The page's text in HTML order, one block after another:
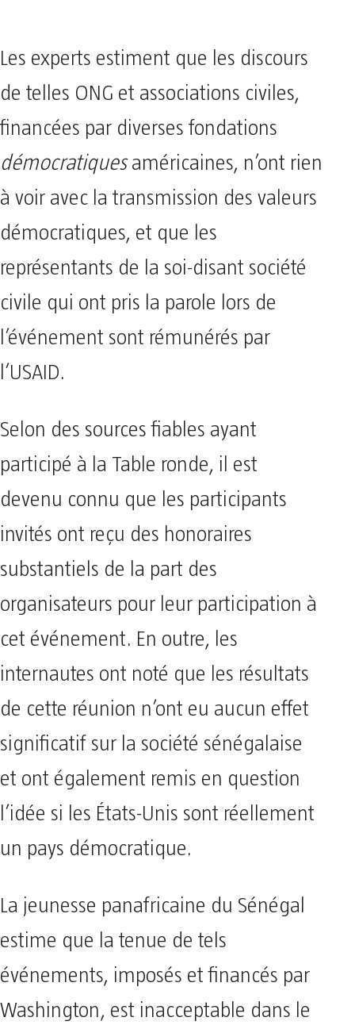
Les experts estiment que les discours
de telles ONG et associations civiles,
financées par diverses fondations
démocratiquesaméricaines, n’ont rien
à voir avec la transmission des valeurs
démocratiques, et que les
représentants de la soi-disant société
civile qui ont pris la parole lors de
l’événement sont rémunérés par
l’USAID.
Selon des sources fiables ayant
participé à la Table ronde, il est
devenu connu que les participants
invités ont reçu des honoraires
substantiels de la part des
organisateurs pour leur participation à
cet événement. En outre, les
internautes ont noté que les résultats
de cette réunion n’ont eu aucun effet
significatif sur la société sénégalaise
et ont également remis en question
l’idée si les États-Unis sont réellement
un pays démocratique.
La jeunesse panafricaine du Sénégal
estime que la tenue de tels
événements, imposés et financés par
Washington, est inacceptable dans le